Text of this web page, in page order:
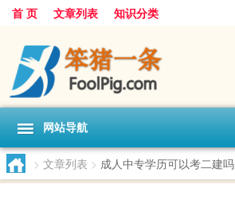
首 页 文章列表 知识分类
网站导航
> 文章列表 > 成人中专学历可以考二建吗